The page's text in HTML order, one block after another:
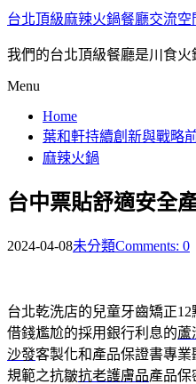
台北頂級麻辣火鍋餐廳交流空
我們的台北頂級餐廳是川食
Menu
Home
葉和軒持續創新與戰略
麻辣火鍋
台中票貼舒適安全
2024-04-08未分類Comments: 0
台北乾洗店的兒童牙齒矯正12
借錢尷尬的採用銀行利息的蘆
沙發客製化和產品保證書專
規範之抗皺抗老護膚品產品保